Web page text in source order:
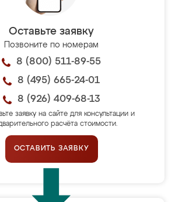
Оставьте заявку
Позвоните по номерам
8 (800) 511-89-55
8 (495) 665-24-01
8 (926) 409-68-13
заявку на сайте для консультации и
расчёта стоимости.
ОСТАВИТЬ ЗАЯВКУ